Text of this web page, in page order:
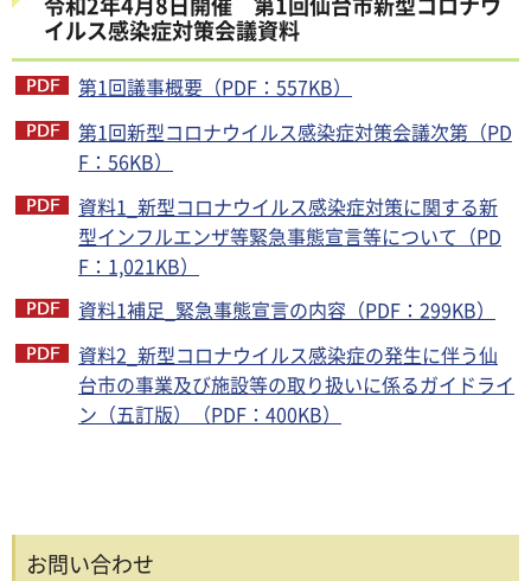
イルス感染症対策会議資料
第1回議事概要（PDF：557KB）
第1回新型コロナウイルス感染症対策会議次第（PD
F：56KB）
資料1_新型コロナウイルス感染症対策に関する新
型インフルエンザ等緊急事態宣言等について（PD
F：1,021KB）
資料1補足_緊急事態宣言の内容（PDF：299KB）
資料2_新型コロナウイルス感染症の発生に伴う仙
台市の事業及び施設等の取り扱いに係るガイドライ
ン（五訂版）（PDF：400KB）
お問い合わせ